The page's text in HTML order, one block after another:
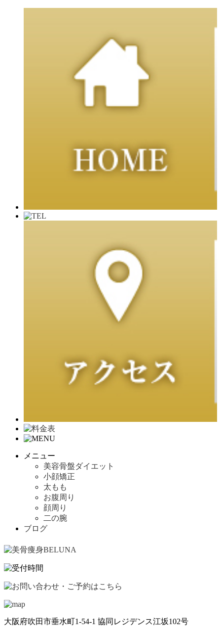
メニュー
美容骨盤ダイエット
小顔矯正
太もも
お腹周り
顔周り
二の腕
ブログ
大阪府吹田市垂水町1-54-1 協同レジデンス江坂102号